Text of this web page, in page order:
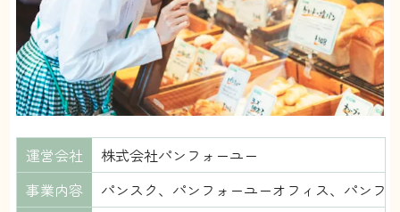
運営会社
株式会社パンフォーユー
事業内容
パンスク、パンフォーユーオフィス、パンフ